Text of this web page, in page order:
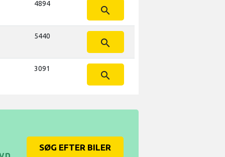
4894
search
5440
search
3091
search
SØG EFTER BILER